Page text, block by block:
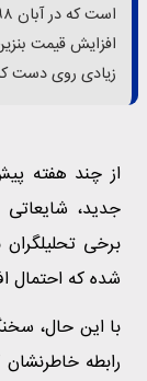
افزایش قیمت
زیادی روی دست
از چند هفته
جدید،
برخی
شده که احتمال
رابطه